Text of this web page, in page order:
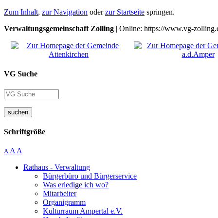
Zum Inhalt, zur Navigation oderzur Startseite springen.
Verwaltungsgemeinschaft Zolling | Online: https://www.vg-
VG Suche
suchen
Schriftgröße
A A A
Rathaus - Verwaltung
Bürgerbüro und Bürgerservice
Was erledige ich wo?
Mitarbeiter
Organigramm
Kulturraum Ampertal e.V.